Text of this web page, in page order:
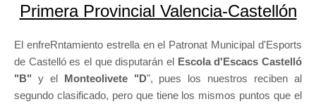
Primera Provincial Valencia-Castellón
El enfreRntamiento estrella en el Patronat Municipal d'Esports
de Castelló es el que disputarán el Escola d'Escacs Castelló
"B" y el Monteolivete "D", pues los nuestros reciben al
segundo clasificado, pero que tiene los mismos puntos que el